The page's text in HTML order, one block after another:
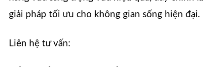
giải pháp tối ưu cho không gian sống hiện đại.
Liên hệ tư vấn: